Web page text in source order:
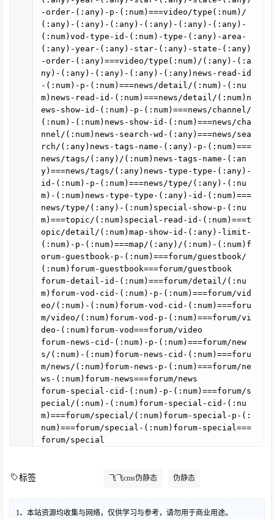
-order-(:any)-p-(:num)===video/type(:num)/
(:any)-(:any)-(:any)-(:any)-(:any)-(:any)-
(:num)vod-type-id-(:num)-type-(:any)-area-
(:any)-year-(:any)-star-(:any)-state-(:any)
-order-(:any)===video/type(:num)/(:any)-(:a
ny)-(:any)-(:any)-(:any)-(:any)news-read-id
-(:num)-p-(:num)===news/detail/(:num)-(:nu
m)news-read-id-(:num)===news/detail/(:num)n
ews-show-id-(:num)-p-(:num)===news/channel/
(:num)-(:num)news-show-id-(:num)===news/cha
nnel/(:num)news-search-wd-(:any)===news/sea
rch/(:any)news-tags-name-(:any)-p-(:num)===
news/tags/(:any)/(:num)news-tags-name-(:an
y)===news/tags/(:any)news-type-type-(:any)-
id-(:num)-p-(:num)===news/type/(:any)-(:nu
m)-(:num)news-type-type-(:any)-id-(:num)===
news/type/(:any)-(:num)special-show-p-(:nu
m)===topic/(:num)special-read-id-(:num)===t
opic/detail/(:num)map-show-id-(:any)-limit-
(:num)-p-(:num)===map/(:any)/(:num)-(:num)f
orum-guestbook-p-(:num)===forum/guestbook/
(:num)forum-guestbook===forum/guestbook
forum-detail-id-(:num)===forum/detail/(:nu
m)forum-vod-cid-(:num)-p-(:num)===forum/vid
eo/(:num)-(:num)forum-vod-cid-(:num)===foru
m/video/(:num)forum-vod-p-(:num)===forum/vi
deo-(:num)forum-vod===forum/video
forum-news-cid-(:num)-p-(:num)===forum/new
s/(:num)-(:num)forum-news-cid-(:num)===foru
m/news/(:num)forum-news-p-(:num)===forum/ne
ws-(:num)forum-news===forum/news
forum-special-cid-(:num)-p-(:num)===forum/s
pecial/(:num)-(:num)forum-special-cid-(:nu
m)===forum/special/(:num)forum-special-p-(:
num)===forum/special-(:num)forum-special===
forum/special
标签 飞飞cms伪静态 伪静态
1、本站资源均收集与网络，仅供学习与参考，请勿用于商业用途。